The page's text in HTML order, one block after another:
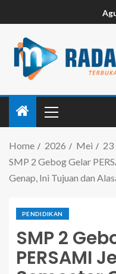
Home 2026 Mei
23
SMP 2 Gebog Gelar
Genap, Ini Tujuan dan
PENDIDIKAN
SMP 2
PERSAMI